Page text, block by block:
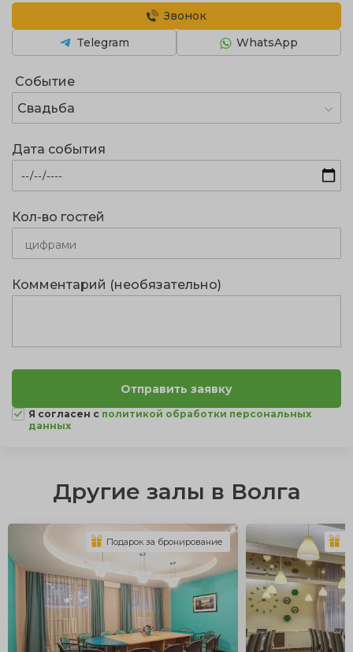
Событие
Свадьба
Дата события
Кол-во гостей
Звонок
WhatsApp
Telegram
Комментарий (необязательно)
Я согласен с политикой обработки персональных
данных
Другие залы в Волга
Подарок за бронирование